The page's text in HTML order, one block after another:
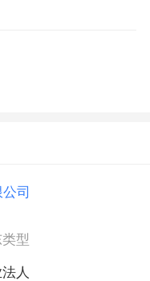
司
型
人